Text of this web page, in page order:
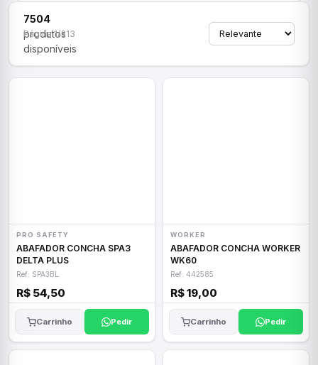
7504
produtos
disponíveis
Página 1/313
PRO SAFETY
ABAFADOR CONCHA SPA3
DELTA PLUS
Ref: SPA3BL
R$ 54,50
Carrinho Pedir
WORKER
ABAFADOR CONCHA WORKER
WK60
Ref: 442585
R$ 19,00
Carrinho Pedir